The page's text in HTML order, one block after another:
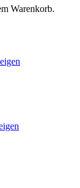
Warenkorb.